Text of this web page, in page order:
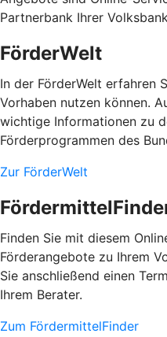
Partnerbank Ihrer
FörderWelt
In der FörderWelt erfahren
Vorhaben nutzen können.
wichtige Informationen zu
Förderprogrammen des
Zur FörderWelt
Finden Sie mit diesem
Förderangebote zu Ihrem
Sie anschließend einen
Ihrem Berater.
Zum FördermittelFinder